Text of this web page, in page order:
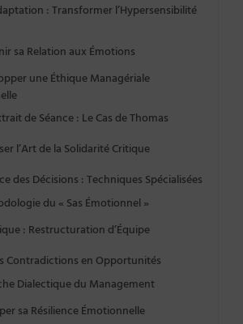
: Transformer l’Hypersensibilité
sa Relation aux Émotions
une Éthique Managériale
de Séance : Le Cas de Thomas
l’Art de la Solidarité Critique
des Décisions : Techniques Spécialisées
du « Sas Émotionnel »
: Restructuration d’Équipe
Contradictions en Opportunités
Dialectique du Management
sa Résilience Émotionnelle